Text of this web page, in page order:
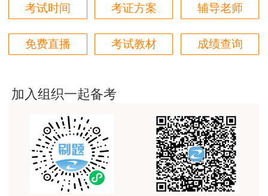
老师讲的很细致很认真，课件准备充分也非常有耐
心，听了老师的课很有收获，谢谢老师的付出和努
力。
用户m0****88
用户m2****66
越听越觉得好
用户m2****66
越听越觉得好
用户m2****66
考试时间 考证方案 辅导老师
免费直播 考试教材 成绩查询
加入组织一起备考